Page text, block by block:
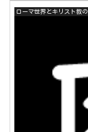
ローマ世界とキリスト教